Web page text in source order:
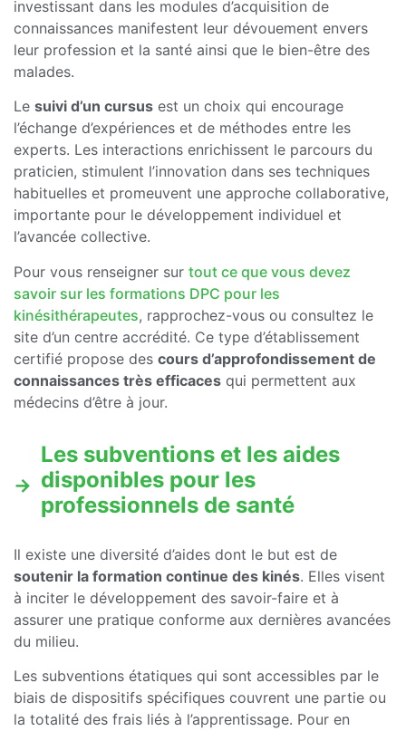
investissant dans les modules d’acquisition de
connaissances manifestent leur dévouement envers
leur profession et la santé ainsi que le bien-être des
malades.
Le suivi d’un cursus est un choix qui encourage
l’échange d’expériences et de méthodes entre les
experts. Les interactions enrichissent le parcours du
praticien, stimulent l’innovation dans ses techniques
habituelles et promeuvent une approche collaborative,
importante pour le développement individuel et
l’avancée collective.
Pour vous renseigner sur tout ce que vous devez
savoir sur les formations DPC pour les
kinésithérapeutes, rapprochez-vous ou consultez le
site d’un centre accrédité. Ce type d’établissement
certifié propose des cours d’approfondissement de
connaissances très efficaces qui permettent aux
médecins d’être à jour.
Les subventions et les aides
disponibles pour les
professionnels de santé
Il existe une diversité d’aides dont le but est de
soutenir la formation continue des kinés. Elles visent
à inciter le développement des savoir-faire et à
assurer une pratique conforme aux dernières avancées
du milieu.
Les subventions étatiques qui sont accessibles par le
biais de dispositifs spécifiques couvrent une partie ou
la totalité des frais liés à l’apprentissage. Pour en